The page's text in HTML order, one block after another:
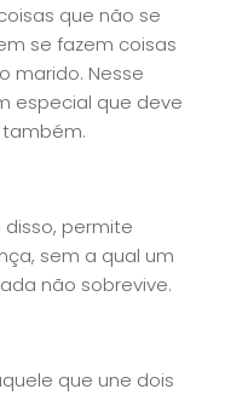
que não se
se fazem coisas
marido. Nesse
especial que deve
permite
sem a qual um
não sobrevive.
que une dois